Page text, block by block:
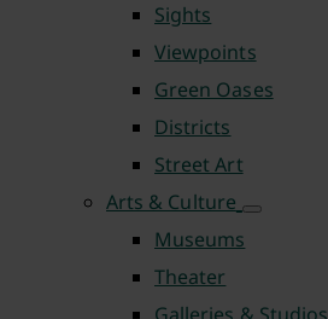
Sights
Viewpoints
Green Oases
Districts
Street Art
Arts & Culture
Museums
Theater